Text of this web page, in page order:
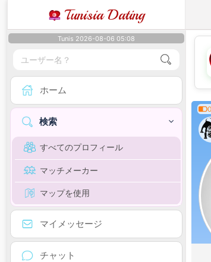
Tunisia Dating
Tunis 2026-08-06 05:08
ホーム
検索
すべてのプロフィール
マッチメーカー
マップを使用
マイメッセージ
チャット